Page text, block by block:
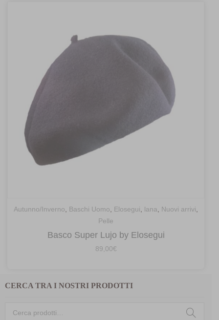
Autunno/Inverno, Baschi Uomo, Elosegui, lana, Nuovi arrivi,
Pelle
Basco Super Lujo by Elosegui
89,00€
CERCA TRA I NOSTRI PRODOTTI